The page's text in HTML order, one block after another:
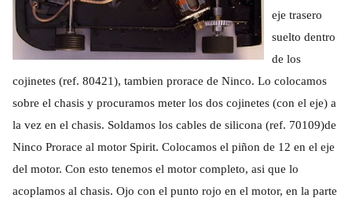
eje trasero
suelto dentro
de los
cojinetes (ref. 80421), tambien prorace de Ninco. Lo colocamos
sobre el chasis y procuramos meter los dos cojinetes (con el eje) a
la vez en el chasis. Soldamos los cables de silicona (ref. 70109)de
Ninco Prorace al motor Spirit. Colocamos el piñon de 12 en el eje
del motor. Con esto tenemos el motor completo, asi que lo
acoplamos al chasis. Ojo con el punto rojo en el motor, en la parte